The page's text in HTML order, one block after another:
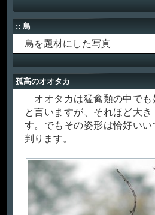
:: 鳥
鳥を題材にした写真
孤高のオオタカ
オオタカは猛禽類の中でも
と言いますが、それほど大
す。でもその姿形は恰好い
判ります。